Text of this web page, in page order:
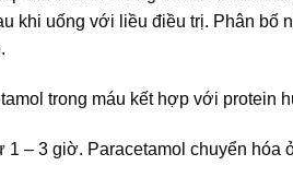
khi uống với liều điều trị. Phân
trong máu kết hợp với protein
1 – 3 giờ. Paracetamol chuyển hóa